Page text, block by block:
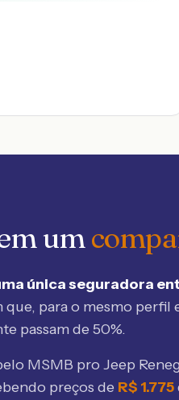
um
única seguradora
que, para o mesmo
passam de 50%.
MSMB pro Jeep
preços de R$ 1.775